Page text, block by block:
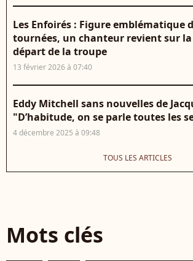
Les Enfoirés : Figure emblématique
tournées, un chanteur revient sur la
départ de la troupe
13 février 2026 à 07:40
Eddy Mitchell sans nouvelles de
"D’habitude, on se parle toutes les
4 décembre 2025 à 09:48
TOUS LES ARTICLES
Mots clés